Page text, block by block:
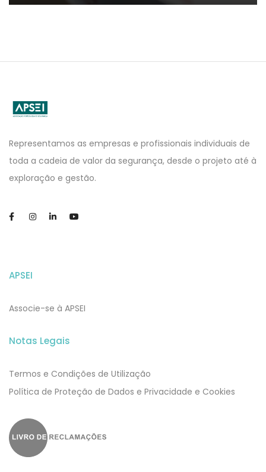
Representamos as empresas e profissionais individuais de
toda a cadeia de valor da segurança, desde o projeto até à
exploração e gestão.
APSEI
Associe-se à APSEI
Notas Legais
Termos e Condições de Utilização
​​Política de Proteção de Dados e Privacidade e Cookies